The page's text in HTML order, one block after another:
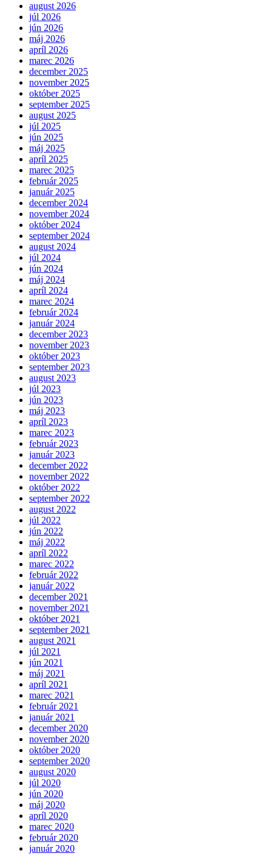
august 2026
júl 2026
jún 2026
máj 2026
apríl 2026
marec 2026
december 2025
november 2025
október 2025
september 2025
august 2025
júl 2025
jún 2025
máj 2025
apríl 2025
marec 2025
február 2025
január 2025
december 2024
november 2024
október 2024
september 2024
august 2024
júl 2024
jún 2024
máj 2024
apríl 2024
marec 2024
február 2024
január 2024
december 2023
november 2023
október 2023
september 2023
august 2023
júl 2023
jún 2023
máj 2023
apríl 2023
marec 2023
február 2023
január 2023
december 2022
november 2022
október 2022
september 2022
august 2022
júl 2022
jún 2022
máj 2022
apríl 2022
marec 2022
február 2022
január 2022
december 2021
november 2021
október 2021
september 2021
august 2021
júl 2021
jún 2021
máj 2021
apríl 2021
marec 2021
február 2021
január 2021
december 2020
november 2020
október 2020
september 2020
august 2020
júl 2020
jún 2020
máj 2020
apríl 2020
marec 2020
február 2020
január 2020